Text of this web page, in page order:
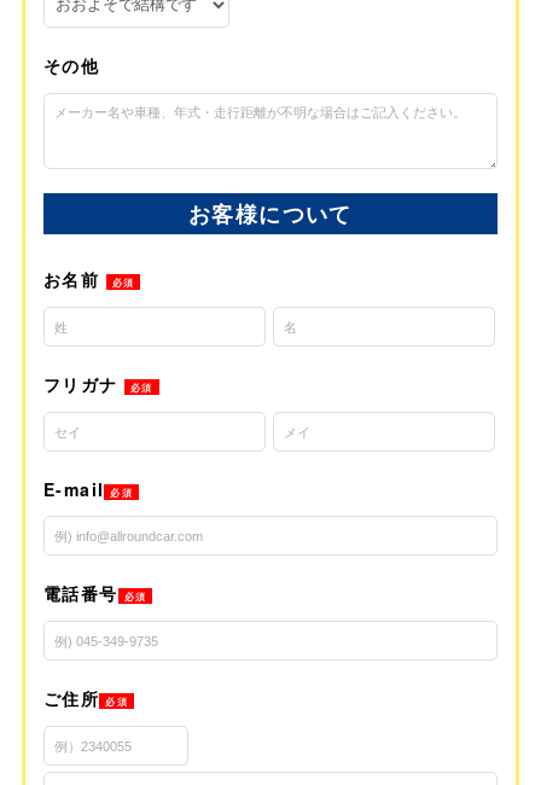
その他
お客様について
お名前 必須
フリガナ 必須
E-mail 必須
電話番号 必須
ご住所 必須